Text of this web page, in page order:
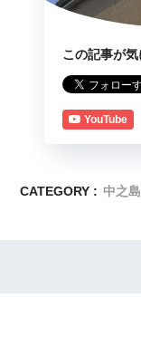
この記事が
YouTube
CATEGORY : 中之島